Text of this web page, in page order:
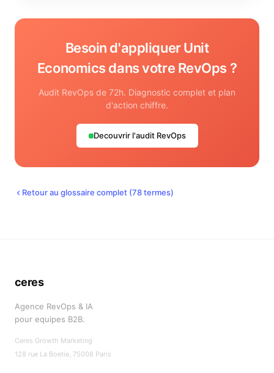
Besoin d'appliquerUnit
Economics dans votre RevOps ?
Audit RevOps de 72h. Diagnostic complet et plan
d'action chiffre.
Decouvrir l'audit RevOps
Retour au glossaire complet (78termes)
ceres
Agence RevOps & IA
pour equipes B2B.
Ceres Growth Marketing
128 rue La Boetie, 75008 Paris